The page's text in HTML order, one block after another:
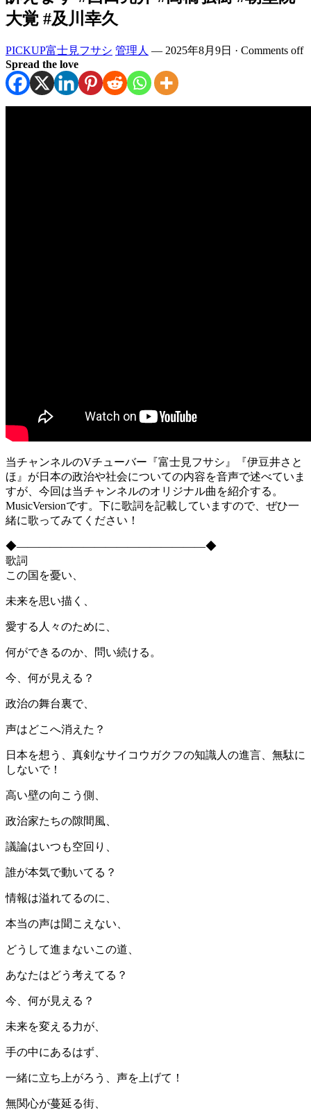
大覚 #及川幸久
PICKUP富士見フサシ 管理人 — 2025年8月9日 · Comments off
Spread the love
当チャンネルのVチューバー『富士見フサシ』『伊豆井さと
ほ』が日本の政治や社会についての内容を音声で述べていま
すが、今回は当チャンネルのオリジナル曲を紹介する。
MusicVersionです。下に歌詞を記載していますので、ぜひ一
緒に歌ってみてください！
◆―――――――――――――――――◆
歌詞
この国を憂い、
未来を思い描く、
愛する人々のために、
何ができるのか、問い続ける。
今、何が見える？
政治の舞台裏で、
声はどこへ消えた？
日本を想う、真剣なサイコウガクフの知識人の進言、無駄に
しないで！
高い壁の向こう側、
政治家たちの隙間風、
議論はいつも空回り、
誰が本気で動いてる？
情報は溢れてるのに、
本当の声は聞こえない、
どうして進まないこの道、
あなたはどう考えてる？
今、何が見える？
未来を変える力が、
手の中にあるはず、
一緒に立ち上がろう、声を上げて！
無関心が蔓延る街、